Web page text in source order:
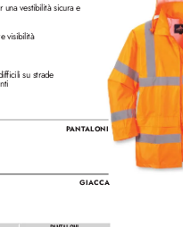
vestibilità sicura e
visibilità
su strade
PANTALONI
GIACCA